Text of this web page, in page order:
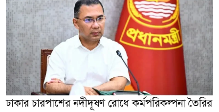
ঢাকার চারপাশের নদীদূষণ রোধে কর্মপরিকল্পনা তৈরির